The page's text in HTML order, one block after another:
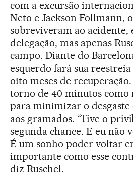
com a excursão
Neto e Jackson Follmann,
sobreviveram ao acidente,
delegação, mas apenas
campo. Diante do
esquerdo fará sua
oito meses de
torno de 40 minutos como
para minimizar o desgaste
aos gramados. “Tive o
segunda chance. E eu não
É um sonho poder voltar
importante como esse
diz Ruschel.